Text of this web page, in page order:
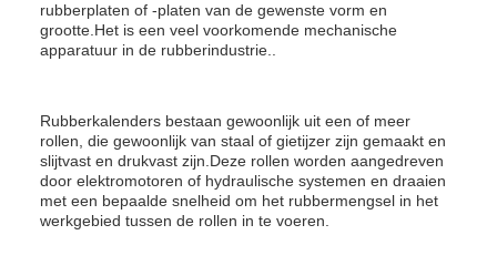
rubberplaten of -platen van de gewenste vorm en
grootte.Het is een veel voorkomende mechanische
apparatuur in de rubberindustrie..
Rubberkalenders bestaan gewoonlijk uit een of meer
rollen, die gewoonlijk van staal of gietijzer zijn gemaakt en
slijtvast en drukvast zijn.Deze rollen worden aangedreven
door elektromotoren of hydraulische systemen en draaien
met een bepaalde snelheid om het rubbermengsel in het
werkgebied tussen de rollen in te voeren.